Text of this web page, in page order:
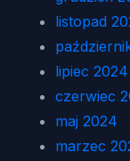
listopad
lipiec 2024
czerwiec
maj 2024
marzec